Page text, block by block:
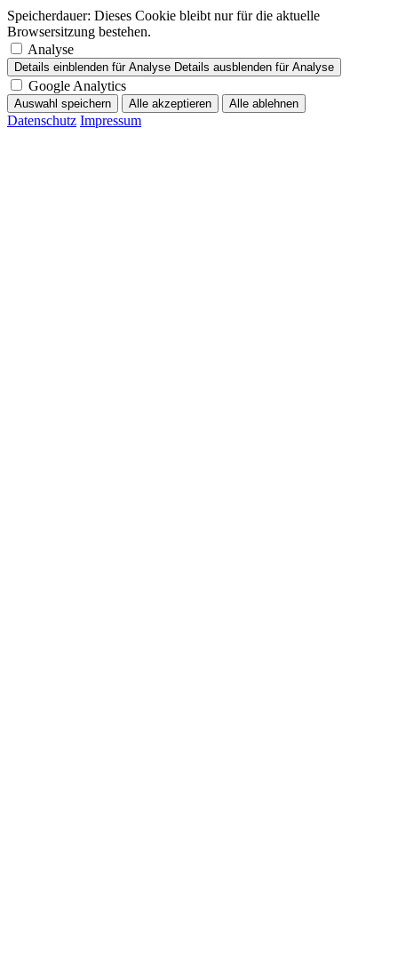
Speicherdauer: Dieses Cookie bleibt nur für die aktuelle
Browsersitzung bestehen.
Analyse
Details einblenden für Analyse Details ausblenden für Analyse
Google Analytics
Auswahl speichern Alle akzeptieren Alle ablehnen
Datenschutz Impressum